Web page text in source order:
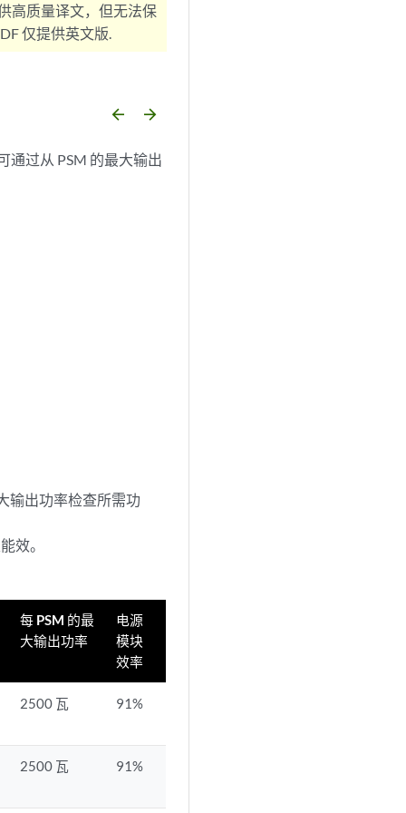
高质量译文，但无法保
仅提供英文版.
arrow_backward arrow_forward
通过从 PSM 的最大输出
输出功率检查所需功
效。
每 PSM 的最
大输出功率
电源
模块
效率
2500 瓦 91%
2500 瓦 91%